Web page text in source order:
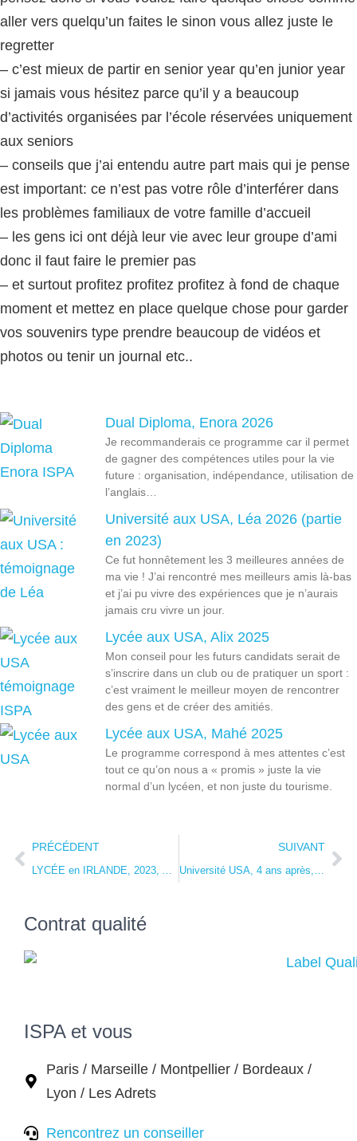
aller vers quelqu’un faites le sinon vous allez juste le
regretter
– c’est mieux de partir en senior year qu’en junior year
si jamais vous hésitez parce qu’il y a beaucoup
d’activités organisées par l’école réservées uniquement
aux seniors
– conseils que j’ai entendu autre part mais qui je pense
est important: ce n’est pas votre rôle d’interférer dans
les problèmes familiaux de votre famille d’accueil
– les gens ici ont déjà leur vie avec leur groupe d’ami
donc il faut faire le premier pas
– et surtout profitez profitez profitez à fond de chaque
moment et mettez en place quelque chose pour garder
vos souvenirs type prendre beaucoup de vidéos et
photos ou tenir un journal etc..
Dual Diploma, Enora 2026
Je recommanderais ce programme car il permet
de gagner des compétences utiles pour la vie
future : organisation, indépendance, utilisation de
l’anglais…
Université aux USA, Léa 2026 (partie
en 2023)
Ce fut honnêtement les 3 meilleures années de
ma vie ! J’ai rencontré mes meilleurs amis là-bas
et j’ai pu vivre des expériences que je n’aurais
jamais cru vivre un jour.
Lycée aux USA, Alix 2025
Mon conseil pour les futurs candidats serait de
s’inscrire dans un club ou de pratiquer un sport :
c’est vraiment le meilleur moyen de rencontrer
des gens et de créer des amitiés.
Lycée aux USA, Mahé 2025
Le programme correspond à mes attentes c’est
tout ce qu’on nous a « promis » juste la vie
normal d’un lycéen, et non juste du tourisme.
PRÉCÉDENT
LYCÉE en IRLANDE, 2023, Abigäelle
SUIVANT
Université USA, 4 ans après, Iman
Contrat qualité
ISPA et vous
Paris / Marseille / Montpellier / Bordeaux /
Lyon / Les Adrets
Rencontrez un conseiller